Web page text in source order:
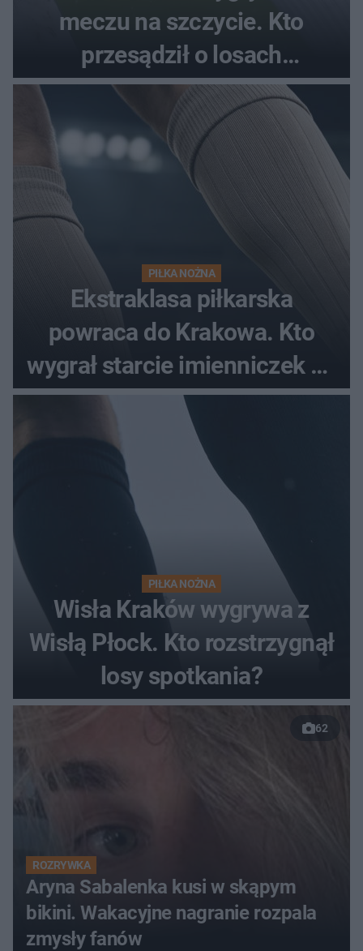
meczu na szczycie. Kto
przesądził o losach
spotkania?
PIŁKA NOŻNA
Ekstraklasa piłkarska
powraca do Krakowa. Kto
wygrał starcie imienniczek na
pełnym stadionie
PIŁKA NOŻNA
Wisła Kraków wygrywa z
Wisłą Płock. Kto rozstrzygnął
losy spotkania?
62
ROZRYWKA
Aryna Sabalenka kusi w skąpym
bikini. Wakacyjne nagranie rozpala
zmysły fanów